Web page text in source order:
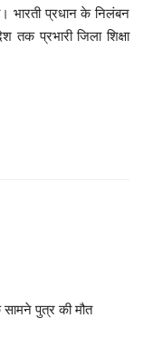
भारती प्रधान के निलंबन
तक प्रभारी जिला शिक्षा
सामने पुत्र की मौत